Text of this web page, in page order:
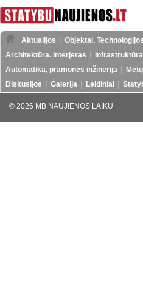
Aktualijos Objektai.
Architektūra. Interjeras
Infrastruktūra
Automatika, pramonės inžinerija
Diskusijos
Galerija Leidiniai
© 2026 MB NAUJIENOS LAIKU